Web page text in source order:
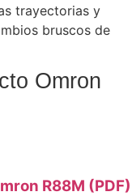
trayectorias y
bruscos de
Omron
R88M (PDF)